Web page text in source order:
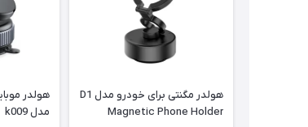
هولدر مگنتی برای خودرو مدل D1
Magnetic Phone Holder
هولدر
مدل k009